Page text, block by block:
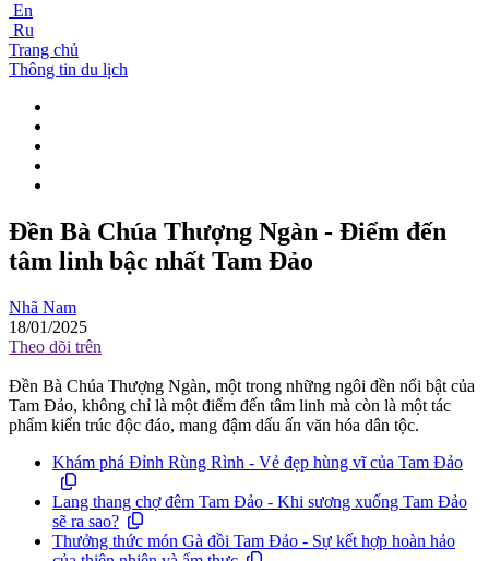
En
Ru
Trang chủ
Thông tin du lịch
Đền Bà Chúa Thượng Ngàn - Điểm đến
tâm linh bậc nhất Tam Đảo
Nhã Nam
18/01/2025
Theo dõi trên
Đền Bà Chúa Thượng Ngàn, một trong những ngôi đền nổi bật của
Tam Đảo, không chỉ là một điểm đến tâm linh mà còn là một tác
phẩm kiến trúc độc đáo, mang đậm dấu ấn văn hóa dân tộc.
Khám phá Đỉnh Rùng Rình - Vẻ đẹp hùng vĩ của Tam Đảo
Lang thang chợ đêm Tam Đảo - Khi sương xuống Tam Đảo
sẽ ra sao?
Thưởng thức món Gà đồi Tam Đảo - Sự kết hợp hoàn hảo